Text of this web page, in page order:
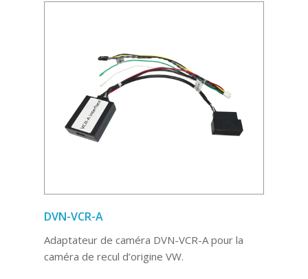
DVN-VCR-A
Adaptateur de caméra DVN-VCR-A pour la
caméra de recul d’origine VW.